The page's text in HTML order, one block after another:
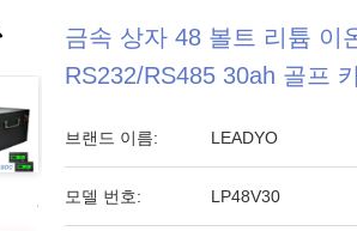
금속 상자 48 볼트 리튬 이
RS232/RS485 30ah 골프
브랜드 이름: LEADYO
모델 번호: LP48V30